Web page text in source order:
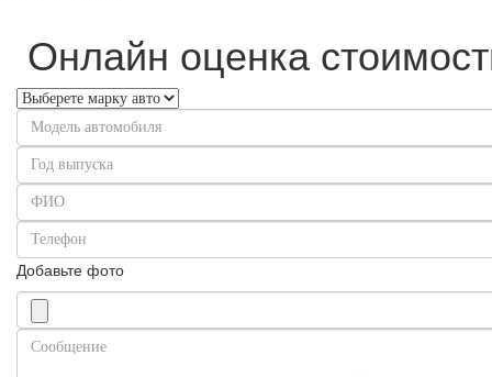
Онлайн оценка
Добавьте фото